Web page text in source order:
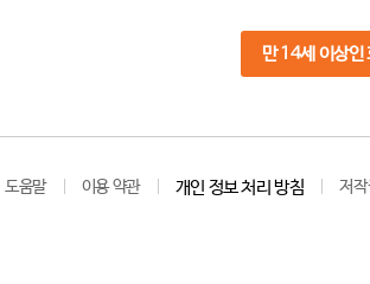
만 14세 이상인
도움말 이용 약관 개인 정보 처리 방침 저